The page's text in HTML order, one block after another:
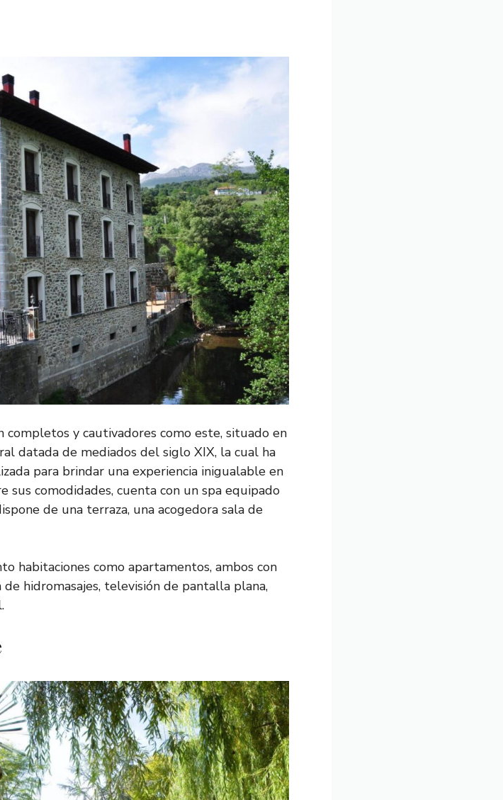
y cautivadores como este, situado en
datada de mediados del siglo XIX, la cual ha
para brindar una experiencia inigualable en
comodidades, cuenta con un spa equipado
de una terraza, una acogedora sala de
habitaciones como apartamentos, ambos con
hidromasajes, televisión de pantalla plana,